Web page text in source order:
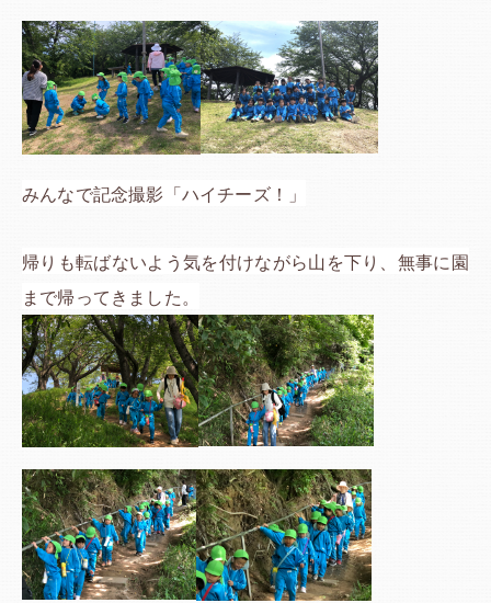
みんなで記念撮影「ハイチーズ！」
帰りも転ばないよう気を付けながら山を下り、無事に園
まで帰ってきました。